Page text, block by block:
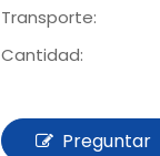
Transporte:
Cantidad:
Preguntar